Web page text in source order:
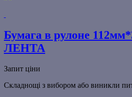
Бумага в рулоне
ЛЕНТА
Запит ціни
Складнощі з вибором або виникли